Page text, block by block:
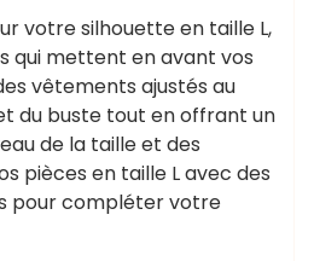
votre silhouette en taille L,
qui mettent en avant vos
vêtements ajustés au
du buste tout en offrant un
de la taille et des
pièces en taille L avec des
pour compléter votre